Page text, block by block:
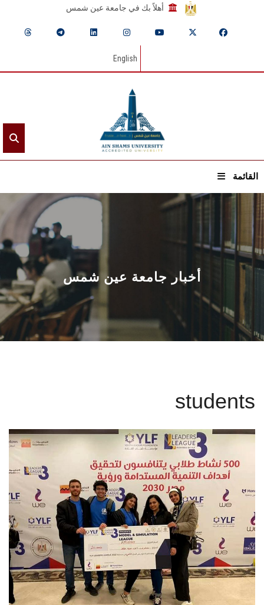
أهلاً بك في جامعة عين شمس
English
القائمة
الرئيسيـة
عن الجامعة
القطاعـات
الشئون الأكاديمية
البحث العلمي
الأنظمة الذكية
الإعلام
تواصل معنا
الطلاب
هيئة التدريس
الدراسات العليا
أخبار جامعة عين شمس
students